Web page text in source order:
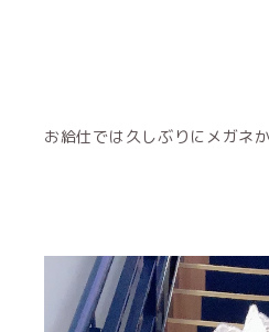
お給仕では久しぶりにメガネ